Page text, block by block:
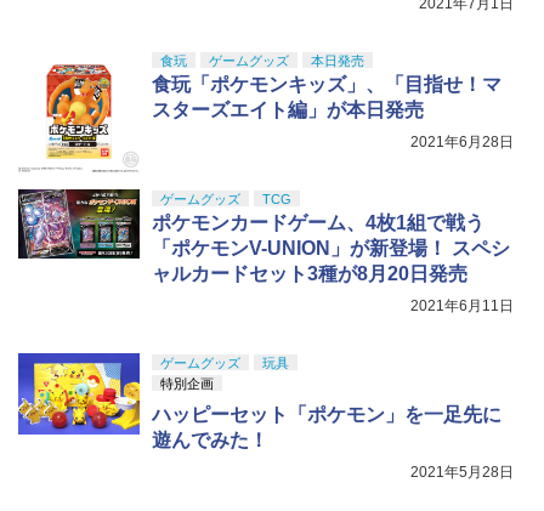
2021年7月1日
食玩 ゲームグッズ 本日発売
食玩「ポケモンキッズ」、「目指せ！マ
スターズエイト編」が本日発売
2021年6月28日
ゲームグッズ TCG
ポケモンカードゲーム、4枚1組で戦う
「ポケモンV-UNION」が新登場！ スペシ
ャルカードセット3種が8月20日発売
2021年6月11日
ゲームグッズ
玩具
特別企画
ハッピーセット「ポケモン」を一足先に
遊んでみた！
2021年5月28日